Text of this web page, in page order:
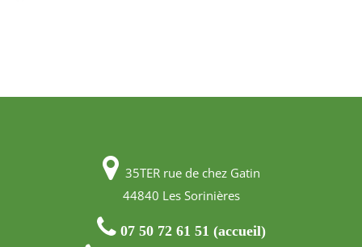
35TER rue de chez Gatin
44840 Les Sorinières
07 50 72 61 51 (accueil)